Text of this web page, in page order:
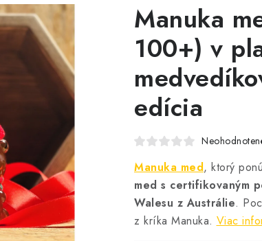
Manuka
100+) v
edícia
Manuka med, ktorý
med s certifikovaným
Walesu z Austrálie.
z kríka Manuka. Viac